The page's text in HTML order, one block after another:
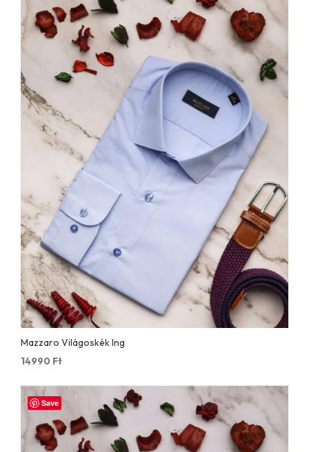
Mazzaro Világoskék Ing
14990 Ft
Save